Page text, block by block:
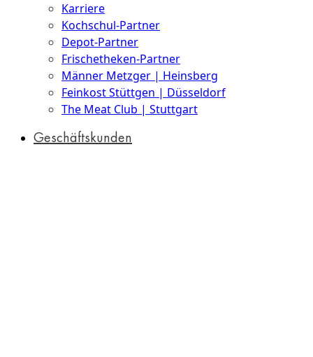
Karriere
Kochschul-Partner
Depot-Partner
Frischetheken-Partner
Männer Metzger | Heinsberg
Feinkost Stüttgen | Düsseldorf
The Meat Club | Stuttgart
Geschäftskunden